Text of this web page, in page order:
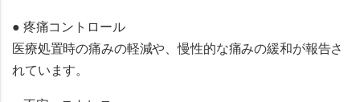
● 疼痛コントロール
医療処置時の痛みの軽減や、慢性的な痛みの緩和が報告さ
れています。